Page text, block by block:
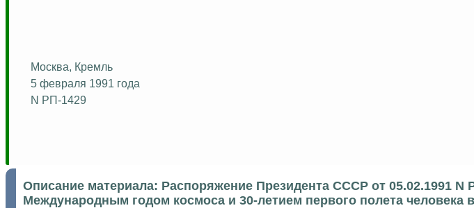
Москва, Кремль
5 февраля 1991 года
N РП-1429
Описание материала: Распоряжение Президента СССР от 05.02.1991 N
Международным годом космоса и 30-летием первого полета человека